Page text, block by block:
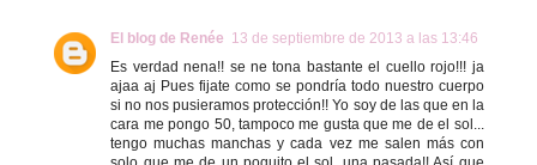
El blog de Renée 13 de septiembre de 2013 a las 13:46
Es verdad nena!! se ne tona bastante el cuello rojo!!! ja
ajaa aj Pues fijate como se pondría todo nuestro cuerpo
si no nos pusieramos protección!! Yo soy de las que en la
cara me pongo 50, tampoco me gusta que me de el sol...
tengo muchas manchas y cada vez me salen más con